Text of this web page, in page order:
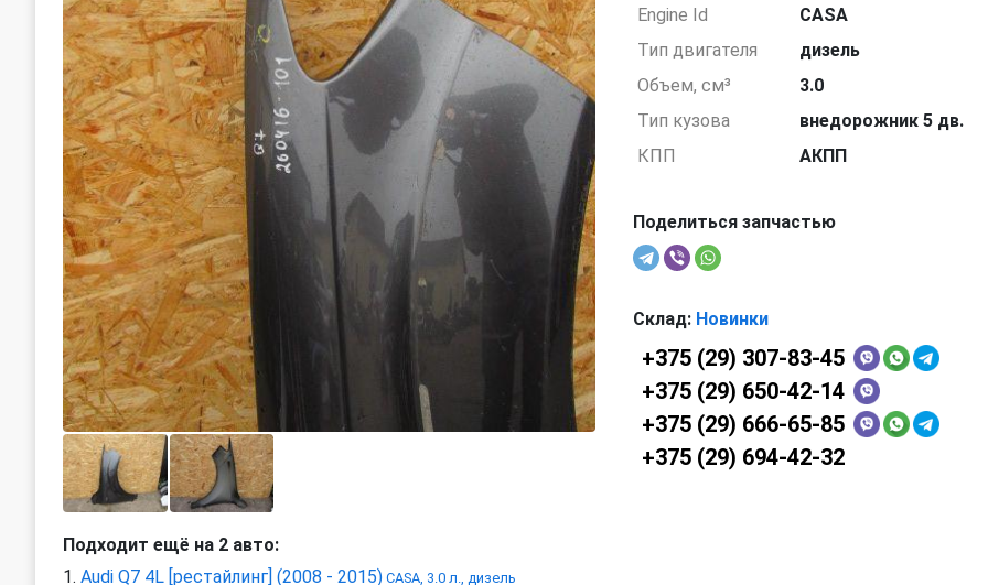
Engine Id
CASA
Тип двигателя
дизель
Объем, см³
3.0
Тип кузова
внедорожник 5 дв.
КПП
АКПП
Поделиться запчастью
Склад: Новинки
+375 (29) 307-83-45
+375 (29) 650-42-14
+375 (29) 666-65-85
+375 (29) 694-42-32
Подходит ещё на 2 авто:
Audi Q7 4L [рестайлинг] (2008 - 2015) CASA, 3.0 л., дизель